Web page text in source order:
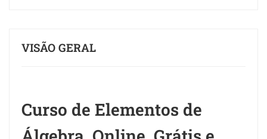
VISÃO GERAL
Curso de Elementos de